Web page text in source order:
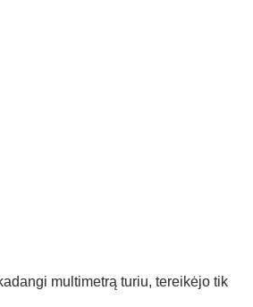
multimetrą turiu, tereikėjo tik